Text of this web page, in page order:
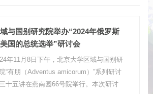
与国别研究院举办“2024年俄罗斯
国的总统选举”研讨会
年11月8日下午，北京大学区域与国别研
“有朋（Adventus amicorum）”系列研讨
十五讲在燕南园66号院举行。本次研讨